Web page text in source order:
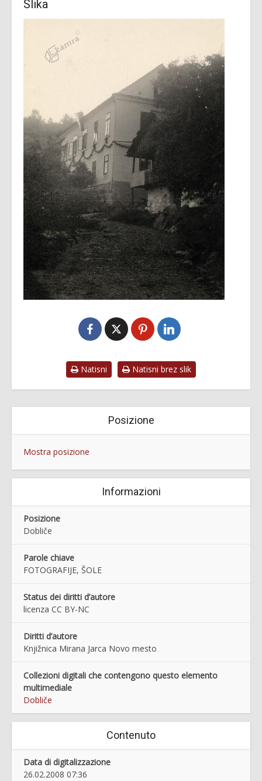
Slika
Natisni Natisni brez slik
Posizione
Mostra posizione
Informazioni
Posizione
Dobliče
Parole chiave
FOTOGRAFIJE, ŠOLE
Status dei diritti d’autore
licenza CC BY-NC
Diritti d’autore
Knjižnica Mirana Jarca Novo mesto
Collezioni digitali che contengono questo elemento
multimediale
Dobliče
Contenuto
Data di digitalizzazione
26.02.2008 07:36